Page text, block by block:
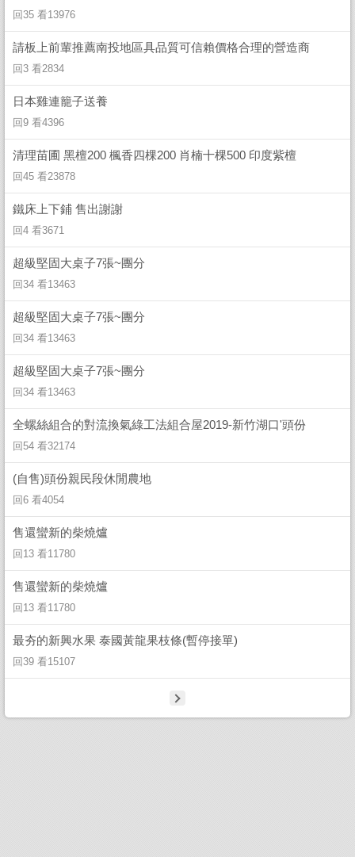
回35 看13976
請板上前輩推薦南投地區具品質可信賴價格合理的營造商
回3 看2834
日本雞連籠子送養
回9 看4396
清理苗圃 黑檀200 楓香四棵200 肖楠十棵500 印度紫檀
回45 看23878
鐵床上下鋪 售出謝謝
回4 看3671
超級堅固大桌子7張~團分
回34 看13463
超級堅固大桌子7張~團分
回34 看13463
超級堅固大桌子7張~團分
回34 看13463
全螺絲組合的對流換氣綠工法組合屋2019-新竹湖口'頭份
回54 看32174
(自售)頭份親民段休閒農地
回6 看4054
售還蠻新的柴燒爐
回13 看11780
售還蠻新的柴燒爐
回13 看11780
最夯的新興水果 泰國黃龍果枝條(暫停接單)
回39 看15107